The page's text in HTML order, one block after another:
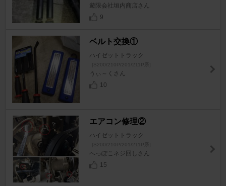
遊限会社垣内商店さん
9
ベルト交換①
ハイゼットトラック
[S200/210P/201/211P系]
うぃ～くさん
10
エアコン修理②
ハイゼットトラック
[S200/210P/201/211P系]
へっぽこネジ回しさん
15